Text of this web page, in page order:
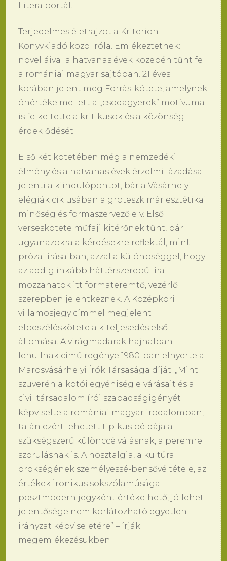
Litera portál.
Terjedelmes életrajzot a Kriterion
Könyvkiadó közöl róla. Emlékeztetnek:
novelláival a hatvanas évek közepén tűnt fel
a romániai magyar sajtóban. 21 éves
korában jelent meg Forrás-kötete, amelynek
önértéke mellett a „csodagyerek” motívuma
is felkeltette a kritikusok és a közönség
érdeklődését.
Első két kötetében még a nemzedéki
élmény és a hatvanas évek érzelmi lázadása
jelenti a kiindulópontot, bár a Vásárhelyi
elégiák ciklusában a groteszk már esztétikai
minőség és formaszervező elv. Első
verseskötete műfaji kitérőnek tűnt, bár
ugyanazokra a kérdésekre reflektál, mint
prózai írásaiban, azzal a különbséggel, hogy
az addig inkább háttérszerepű lírai
mozzanatok itt formateremtő, vezérlő
szerepben jelentkeznek. A Középkori
villamosjegy címmel megjelent
elbeszéléskötete a kiteljesedés első
állomása. A virágmadarak hajnalban
lehullnak című regénye 1980-ban elnyerte a
Marosvásárhelyi Írók Társasága díját. „Mint
szuverén alkotói egyéniség elvárásait és a
civil társadalom írói szabadságigényét
képviselte a romániai magyar irodalomban,
talán ezért lehetett tipikus példája a
szükségszerű különccé válásnak, a peremre
szorulásnak is. A nosztalgia, a kultúra
örökségének személyessé-bensővé tétele, az
értékek ironikus sokszólamúsága
posztmodern jegyként értékelhető, jóllehet
jelentősége nem korlátozható egyetlen
irányzat képviseletére” – írják
megemlékezésükben.